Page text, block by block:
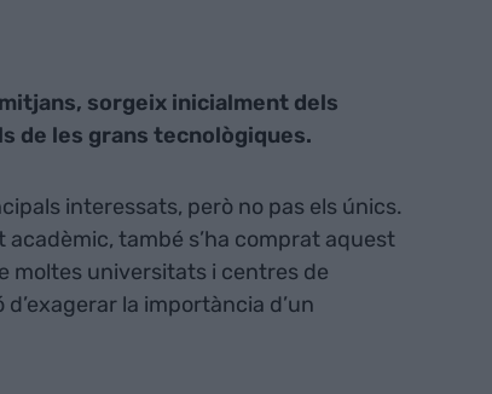
sorgeix inicialment dels
de les grans tecnològiques.
interessats, però no pas els únics.
acadèmic, també s’ha comprat aquest
moltes universitats i centres de
la importància d’un